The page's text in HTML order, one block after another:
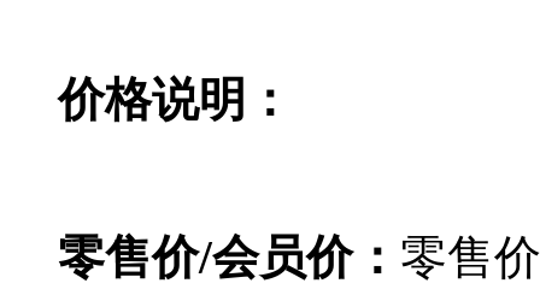
价格说明：
零售价/会员价： 零售